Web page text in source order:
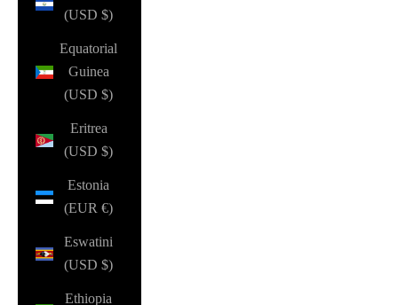
(USD $)
Equatorial
Guinea
(USD $)
Eritrea
(USD $)
Estonia
(EUR €)
Eswatini
(USD $)
Ethiopia